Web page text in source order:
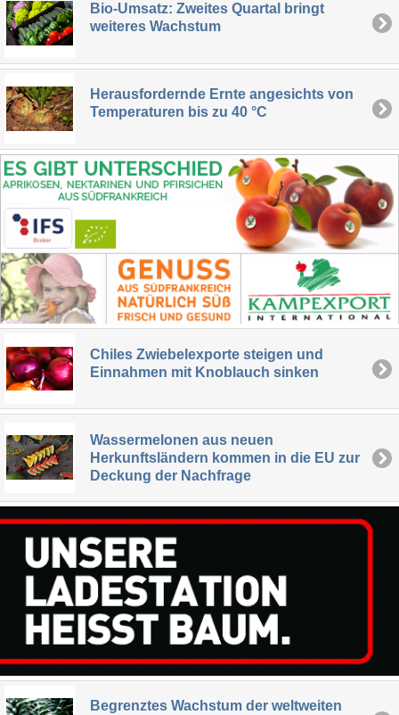
Bio-Umsatz: Zweites Quartal bringt
weiteres Wachstum
Herausfordernde Ernte angesichts von
Temperaturen bis zu 40 °C
Chiles Zwiebelexporte steigen und
Einnahmen mit Knoblauch sinken
Wassermelonen aus neuen
Herkunftsländern kommen in die EU zur
Deckung der Nachfrage
Begrenztes Wachstum der weltweiten